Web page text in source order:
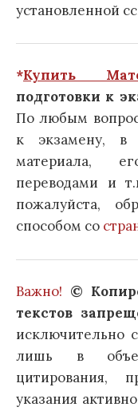
установленной
*Купить
подготовки к
По любым
к экзамену, в
материала,
переводами и
пожалуйста,
способом со
Важно! ©
текстов
исключительно
лишь в
цитирования,
указания